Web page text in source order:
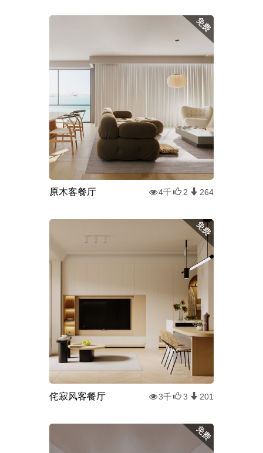
原木客餐厅 4千 2 264
侘寂风客餐厅 3千 3 201